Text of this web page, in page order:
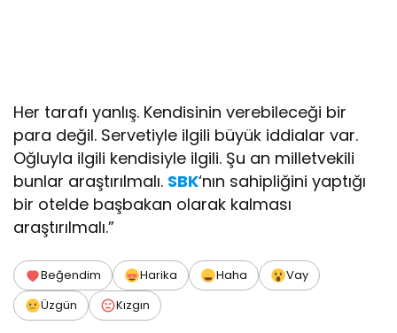
Her tarafı yanlış. Kendisinin verebileceği bir
para değil. Servetiyle ilgili büyük iddialar var.
Oğluyla ilgili kendisiyle ilgili. Şu an milletvekili
bunlar araştırılmalı. SBK‘nın sahipliğini yaptığı
bir otelde başbakan olarak kalması
araştırılmalı.”
Beğendim Harika Haha
Vay
Üzgün
Kızgın